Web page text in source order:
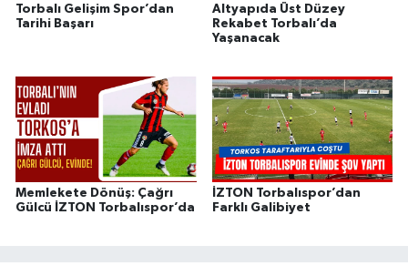
Torbalı Gelişim Spor’dan
Tarihi Başarı
Altyapıda Üst Düzey
Rekabet Torbalı’da
Yaşanacak
Memlekete Dönüş: Çağrı
Gülcü İZTON Torbalıspor’da
İZTON Torbalıspor’dan
Farklı Galibiyet